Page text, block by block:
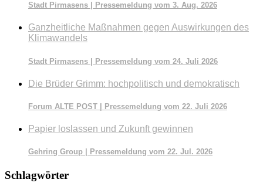
Stadt Pirmasens | Pressemeldung vom 3. Aug. 2026
Ganzheitliche Maßnahmen gegen Auswirkungen des
Klimawandels
Stadt Pirmasens | Pressemeldung vom 24. Juli 2026
Die Brüder Grimm: hochpolitisch und demokratisch
Forum ALTE POST | Pressemeldung vom 22. Juli 2026
Papier loslassen und Zukunft gewinnen
Gehring Group | Pressemeldung vom 22. Jul. 2026
Schlagwörter